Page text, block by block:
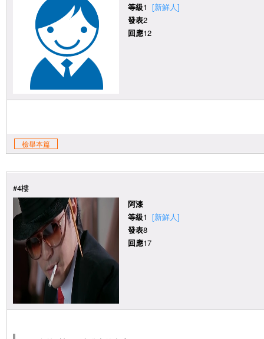
等級1 [新鮮人]
發表2
回應12
檢舉本篇
#4樓
阿漆
等級1 [新鮮人]
發表8
回應17